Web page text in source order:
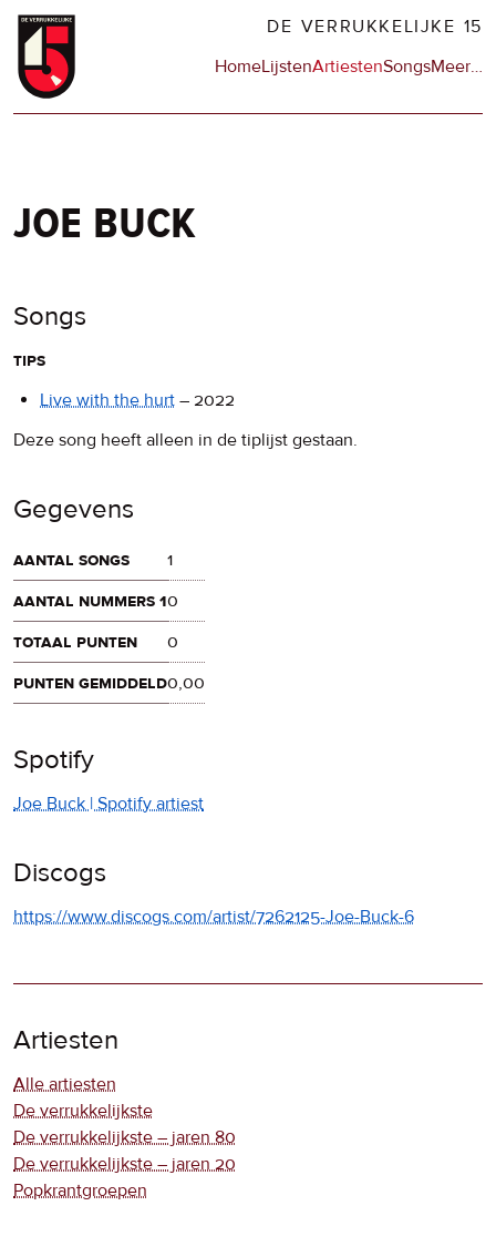
Overslaan
naar
DE VERRUKKELIJKE 15
Hoofdnavigatie
HomeLijstenArtiestenSongsMeerop
…
joe buck
Songs
tips
Live with the hurt – 2022
Deze song heeft alleen in de tiplijst gestaan.
Gegevens
aantal songs
1
aantal nummers 10
totaal punten
0
punten gemiddeld0,00
Spotify
Joe Buck | Spotify artiest
Discogs
https://www.discogs.com/artist/7262125-Joe-Buck-6
Artiesten
Alle artiesten
De verrukkelijkste
De verrukkelijkste – jaren 80
De verrukkelijkste – jaren 20
Popkrantgroepen